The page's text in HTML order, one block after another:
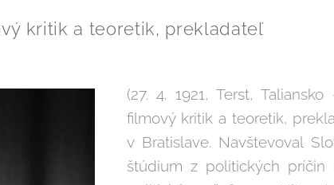
kritik a teoretik, prekladateľ
(27. 4. 1921, Terst,
filmový kritik a teoretik,
v Bratislave. Navštevoval
štúdium z politických príčin